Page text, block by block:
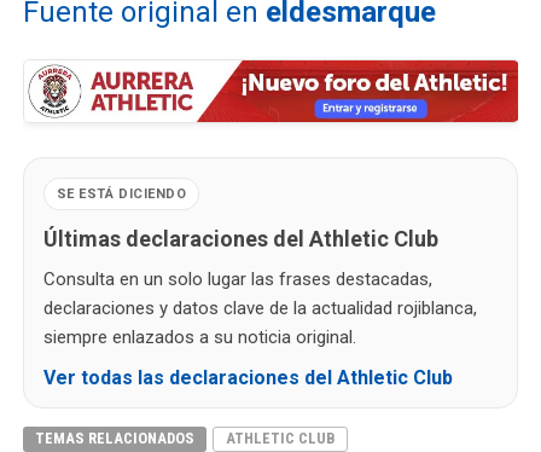
Fuente original en eldesmarque
SE ESTÁ DICIENDO
Últimas declaraciones del Athletic Club
Consulta en un solo lugar las frases destacadas,
declaraciones y datos clave de la actualidad rojiblanca,
siempre enlazados a su noticia original.
Ver todas las declaraciones del Athletic Club
TEMAS RELACIONADOS ATHLETIC CLUB